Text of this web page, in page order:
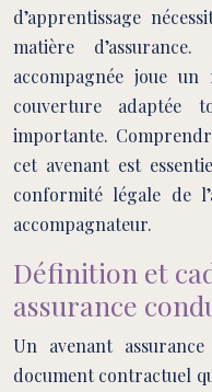
d’apprentissage
matière d’assurance.
accompagnée joue
couverture
importante.
cet avenant est
conformité légale de
accompagnateur.
Définition et
assurance
Un avenant
document contractuel